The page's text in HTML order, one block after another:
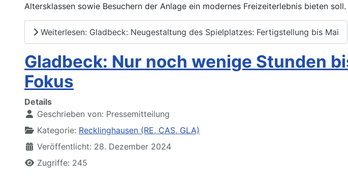
Altersklassen sowie Besuchern der Anlage ein modernes Freizeiterlebnis bieten soll.
Weiterlesen: Gladbeck: Neugestaltung des Spielplatzes: Fertigstellung bis Mai
Gladbeck: Nur noch wenige Stunden
Fokus
Details
Geschrieben von: Pressemitteilung
Kategorie: Recklinghausen (RE, CAS, GLA)
Veröffentlicht: 28. Dezember 2024
Zugriffe: 245